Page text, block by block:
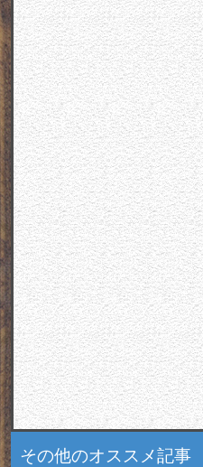
その他のオススメ記事